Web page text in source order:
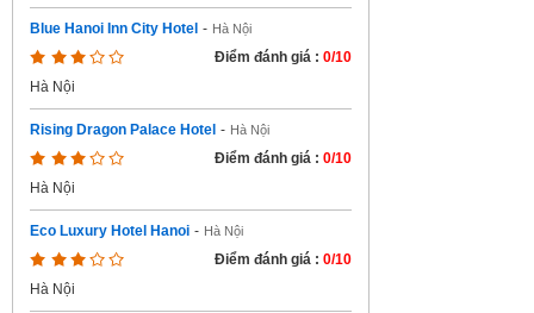
Blue Hanoi Inn City Hotel - Hà Nội
Điểm đánh giá : 0/10
Hà Nội
Rising Dragon Palace Hotel - Hà Nội
Điểm đánh giá : 0/10
Hà Nội
Eco Luxury Hotel Hanoi - Hà Nội
Điểm đánh giá : 0/10
Hà Nội